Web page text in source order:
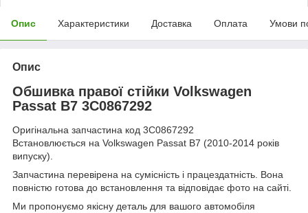
Опис Характеристики Доставка Оплата Умови
Опис
Обшивка правої стійки Volkswagen
Passat B7 3C0867292
Оригінальна запчастина код 3C0867292
Встановлюється на Volkswagen Passat B7 (2010-2014 років
випуску).
Запчастина перевірена на сумісність і працездатність. Вона
повністю готова до встановлення та відповідає фото на сайті.
Ми пропонуємо якісну деталь для вашого автомобіля